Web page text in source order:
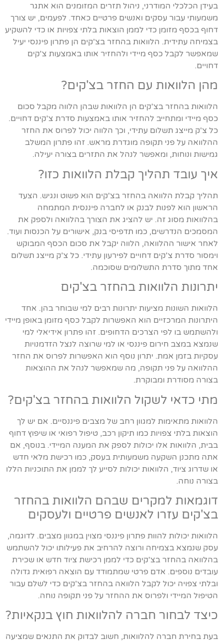
בעידן הכלכלי המודרני, ניהול תזרים המזומנים הוא אתגר
משמעותי עבור עסקים ואנשים פרטיים כאחד. לפעמים, יש צורך
דחוף בכסף מזומן כדי לממן הוצאות בלתי צפויות או כדי להשקיע
בצמיחה עתידית. הלוואות בהחזר בצ'קים הן פתרון פיננסי יעיל
שמאפשר לקבל כסף מיידי ולהחזיר אותו באמצעות צ'קים
דחויים.
מהן הלוואות עם החזר בצ'קים?
הלוואות בהחזר בצ'קים הן הלוואות שבהן הלווה מקבל סכום
כסף מיידי ומתחייב להחזיר אותו באמצעות סדרת צ'קים דחויים.
כל צ'ק מייצג תשלום עתידי, וכך הלווה יכול לפרוס את החזר
ההלוואה על פני תקופה מוגדרת מראש. זהו פתרון המשלב
גמישות ונוחות, ומאפשר לנהל את התזרים בצורה יעילה.
איך עובד תהליך קבלת הלוואות כזו?
תהליך קבלת הלוואה בהחזר בצ'קים הוא פשוט ונגיש. הצעד
הראשון הוא לפנות לבנק או לחברה פיננסית המתמחה
בהלוואות מסוג זה. יש להציג את הצורך בהלוואה ולספק את
המסמכים הנדרשים, כמו תדפיסי בנק, אישורים על הכנסות ועוד.
לאחר אישור ההלוואה, הלווה יקבל את סכום הכסף המבוקש
וימסור סדרת צ'קים דחויים לפירעון עתידי. כל צ'ק מייצג תשלום
אחד מתוך סדרת התשלומים שסוכמה.
יתרונות הלוואות בהחזר בצ'קים
הלוואות השונות מציעות יתרונות רבים למי שבוחר בהן. אחד
היתרונות המרכזיים הוא האפשרות לקבל כסף מזומן באופן מיידי
ולהשתמש בו לפי הצרכים הדחופים. זהו פתרון אידיאלי למי
שנמצא במצב חירום פיננסי או למי שרוצה לנצל הזדמנויות
עסקיות בזמן אמת. יתרון נוסף הוא האפשרות לפרוס את החזר
ההלוואה על פני תקופה, מה שמאפשר לנהל את ההוצאות
בצורה מסודרת ומבוקרת.
מתי כדאי לשקול הלוואות בהחזר בצ'קים?
הלוואות מתאימות למגוון רחב של מצבים פיננסיים. אם יש לך
הוצאות בלתי צפויות כמו תיקון רכב, טיפול רפואי או שיפוץ דחוף
בבית, הלוואות אלו יכולות לספק את המענה המיידי. בנוסף, אם
אתה מתכנן השקעה משמעותית בעסק, כמו רכישת מלאי חדש
או שדרוג ציוד, הלוואות יכולות לסייע לך לממן את התוכניות הללו
בצורה נוחה.
דוגמאות למקרים שבהם הלוואות בהחזר
בצ'קים עזרו לאנשים פרטיים ולעסקים
הלוואות יכולות להוות פתרון פיננסי מצוין במגוון מצבים. לדוגמה,
עסק שנמצא בצמיחה ורוצה להרחיב את פעילותו יכול להשתמש
בהלוואה בהחזר בצ'קים כדי לממן רכישת ציוד חדש או שכירת
עובדים נוספים. אדם פרטי שמתמודד עם הוצאה רפואית גדולה
ובלתי צפויה יכול לקבל הלוואה בהחזר בצ'קים כדי לשלם עבור
הטיפול המיידי ולפרוס את ההחזר על פני תקופה נוחה.
כיצד לבחור חברה להלוואות חוץ בנקאיות?
בעת בחירת חברה להלוואות, חשוב לבדוק את התנאים שמציעה